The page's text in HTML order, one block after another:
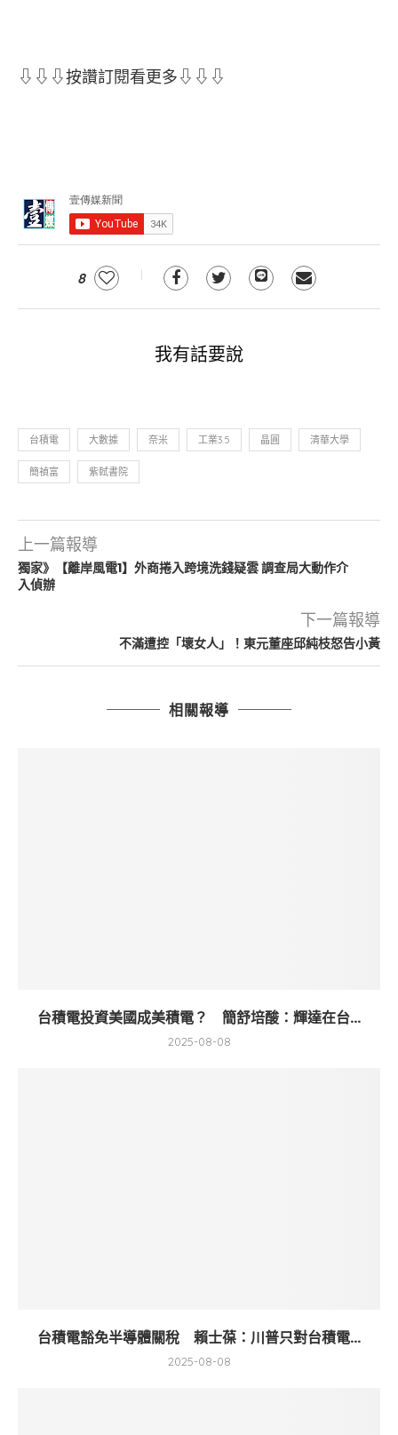
⇩⇩⇩按讚訂閱看更多⇩⇩⇩
8
我有話要說
台積電 大數據 奈米 工業3.5 晶圓 清華大學
簡禎富 紫軾書院
上一篇報導
獨家》【離岸風電1】外商捲入跨境洗錢疑雲 調查局大動作介
入偵辦
下一篇報導
不滿遭控「壞女人」！東元董座邱純枝怒告小黃
相關報導
台積電投資美國成美積電？ 簡舒培酸：輝達在台...
2025-08-08
台積電豁免半導體關稅 賴士葆：川普只對台積電...
2025-08-08